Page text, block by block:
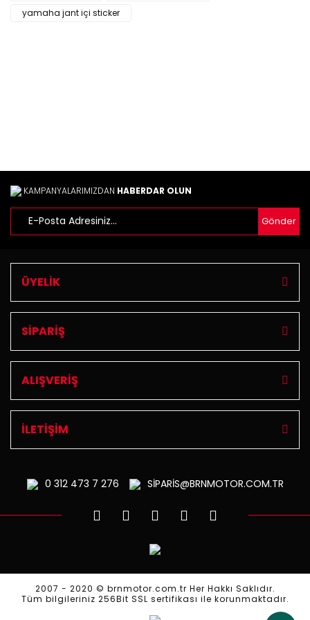
Ürün bilgilerinde hatalar bulunuyor.
yamaha jant içi sticker
KAMPANYALARIMIZDAN HABERDAR OLUN
Gönder
ÜYELİK
SİPARİŞ
ALIŞVERİŞ
İLETİŞİM
0 312473 7 276 SİPARİS@BRNMOTOR.COM.TR
2007 - 2020 © brnmotor.com.tr Her Hakkı Saklıdır.
Tüm bilgileriniz 256Bit SSL sertifikası ile korunmaktadır.